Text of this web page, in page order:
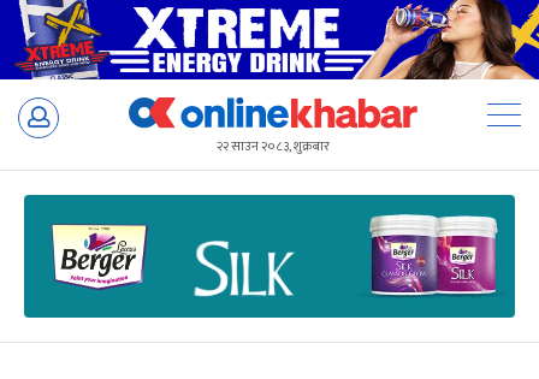
Skip
२२ साउन २०८३, शुक्रबार